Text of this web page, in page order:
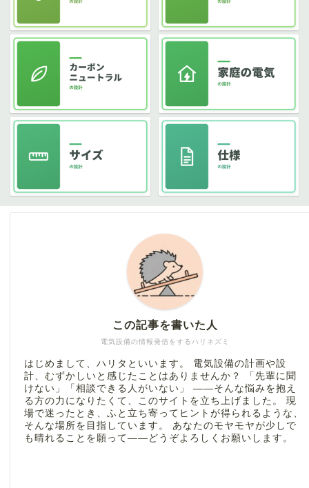
電気設備の情報発信をするハリネズミ
この記事を書いた人
はじめまして、ハリタといいます。 電気設備の計画や設
計、むずかしいと感じたことはありませんか？ 「先輩に聞
けない」「相談できる人がいない」 ――そんな悩みを抱え
る方の力になりたくて、このサイトを立ち上げました。 現
場で迷ったとき、ふと立ち寄ってヒントが得られるような、
そんな場所を目指しています。 あなたのモヤモヤが少しで
も晴れることを願って――どうぞよろしくお願いします。